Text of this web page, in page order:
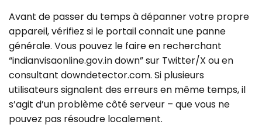
Avant de passer du temps à dépanner votre propre
appareil, vérifiez si le portail connaît une panne
générale. Vous pouvez le faire en recherchant
“indianvisaonline.gov.in down” sur Twitter/X ou en
consultant downdetector.com. Si plusieurs
utilisateurs signalent des erreurs en même temps, il
s’agit d’un problème côté serveur – que vous ne
pouvez pas résoudre localement.